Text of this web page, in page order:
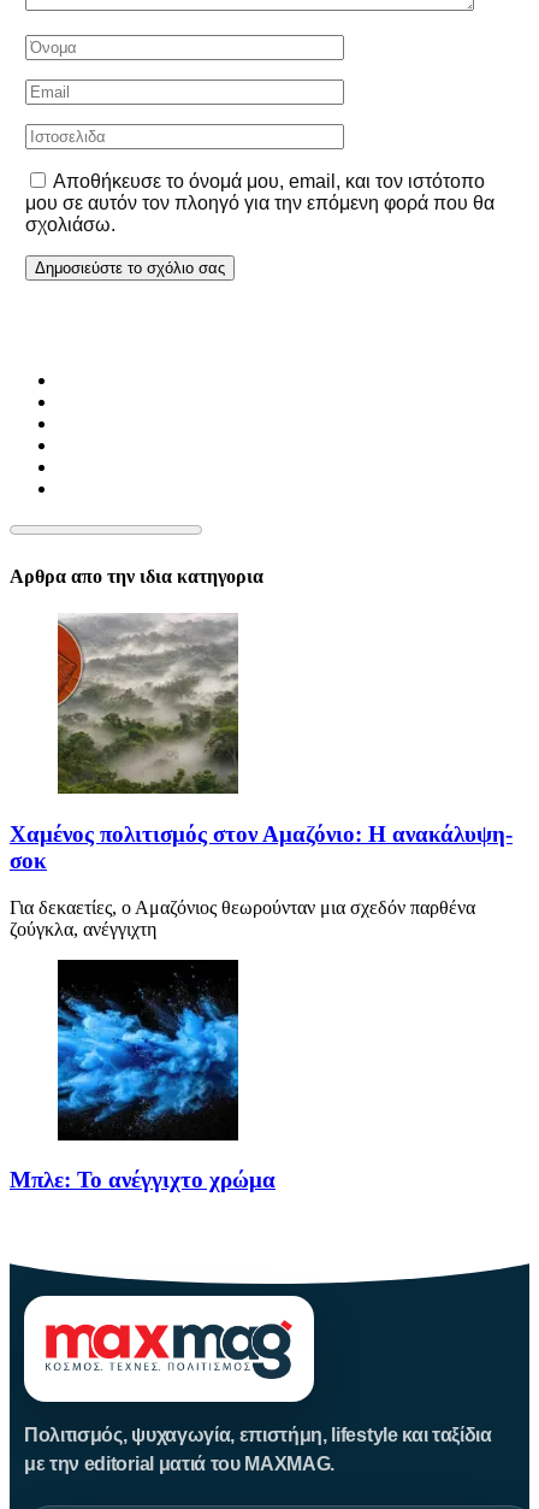
Αποθήκευσε το όνομά μου, email, και τον ιστότοπο
μου σε αυτόν τον πλοηγό για την επόμενη φορά που θα
σχολιάσω.
Αρθρα απο την ιδια κατηγορια
Χαμένος πολιτισμός στον Αμαζόνιο: Η ανακάλυψη-
σοκ
Για δεκαετίες, ο Αμαζόνιος θεωρούνταν μια σχεδόν παρθένα
ζούγκλα, ανέγγιχτη
Μπλε: Το ανέγγιχτο χρώμα
Πολιτισμός, ψυχαγωγία, επιστήμη, lifestyle και ταξίδια
με την editorial ματιά του MAXMAG.